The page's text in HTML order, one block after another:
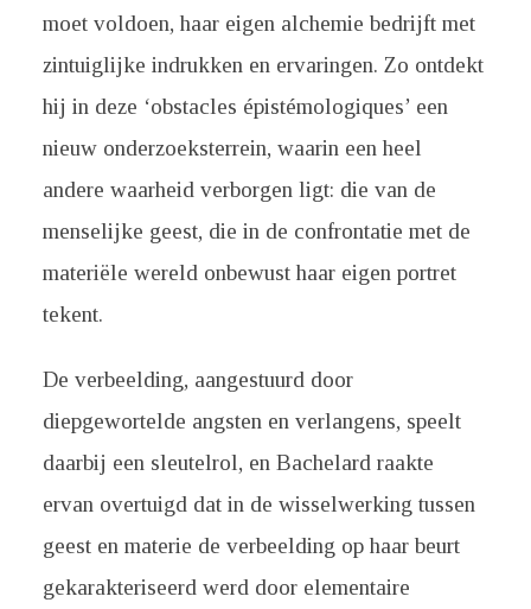
moet voldoen, haar eigen alchemie bedrijft met
zintuiglijke indrukken en ervaringen. Zo ontdekt
hij in deze ‘obstacles épistémologiques’ een
nieuw onderzoeksterrein, waarin een heel
andere waarheid verborgen ligt: die van de
menselijke geest, die in de confrontatie met de
materiële wereld onbewust haar eigen portret
tekent.
De verbeelding, aangestuurd door
diepgewortelde angsten en verlangens, speelt
daarbij een sleutelrol, en Bachelard raakte
ervan overtuigd dat in de wisselwerking tussen
geest en materie de verbeelding op haar beurt
gekarakteriseerd werd door elementaire